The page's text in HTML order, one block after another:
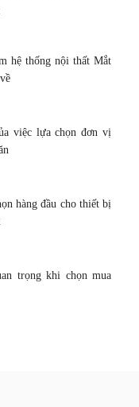
hệ thống nội thất Mắt
việc lựa chọn đơn vị
hàng đầu cho thiết bị
trọng khi chọn mua